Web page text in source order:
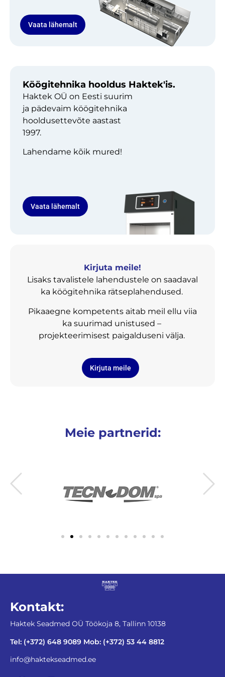
Vaata lähemalt
Köögitehnika hooldus Haktek'is.
Haktek OÜ on Eesti suurim
ja pädevaim köögitehnika
hooldusettevõte aastast
1997.
Lahendame kõik mured!
Vaata lähemalt
Kirjuta meile!
Lisaks tavalistele lahendustele on saadaval
ka köögitehnika rätseplahendused.
Pikaaegne kompetents aitab meil ellu viia
ka suurimad unistused –
projekteerimisest paigalduseni välja.
Kirjuta meile
Meie partnerid:
Kontakt:
Haktek Seadmed OÜ Töökoja 8, Tallinn 10138
Tel: (+372) 648 9089 Mob: (+372) 53 44 8812
info@haktekseadmed.ee